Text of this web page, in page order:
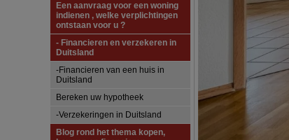
Een aanvraag voor een woning
indienen , welke verplichtingen
ontstaan voor u ?
- Financieren en verzekeren in
Duitsland
-Financieren van een huis in
Duitsland
Bereken uw hypotheek
-Verzekeringen in Duitsland
Blog rond het thema kopen,